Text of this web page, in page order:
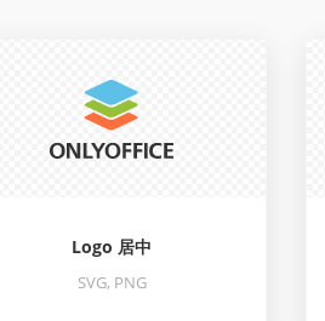
Logo 居中
SVG, PNG